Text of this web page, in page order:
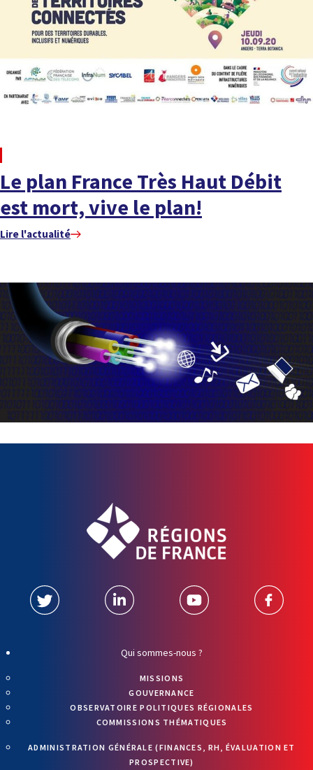
Le plan France Très Haut Débit
est mort, vive le plan!
Lire l'actualité
Qui sommes-nous ?
MISSIONS
GOUVERNANCE
OBSERVATOIRE POLITIQUES RÉGIONALES
COMMISSIONS THÉMATIQUES
ADMINISTRATION GÉNÉRALE (FINANCES, RH, ÉVALUATION ET
PROSPECTIVE)